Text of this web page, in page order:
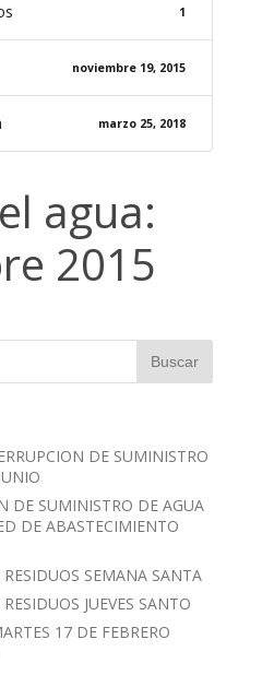
1
noviembre 19, 2015
marzo 25, 2018
agua:
2015
DE SUMINISTRO
DE SUMINISTRO DE AGUA
DE ABASTECIMIENTO
SEMANA SANTA
JUEVES SANTO
17 DE FEBRERO